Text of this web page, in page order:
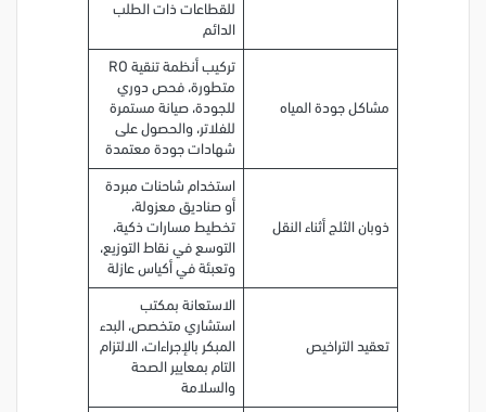
للقطاعات ذات الطلب
الدائم
مشاكل جودة المياه
تركيب أنظمة تنقية RO
متطورة، فحص دوري
للجودة، صيانة مستمرة
للفلاتر، والحصول على
شهادات جودة معتمدة
ذوبان الثلج أثناء النقل
استخدام شاحنات مبردة
أو صناديق معزولة،
تخطيط مسارات ذكية،
التوسع في نقاط التوزيع،
وتعبئة في أكياس عازلة
تعقيد التراخيص
الاستعانة بمكتب
استشاري متخصص، البدء
المبكر بالإجراءات، الالتزام
التام بمعايير الصحة
والسلامة